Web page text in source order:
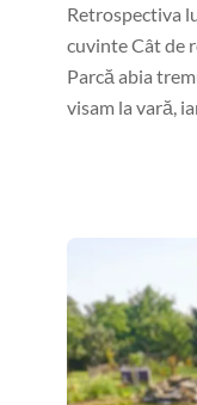
Retrospectiva
cuvinte Cât de
Parcă abia
visam la vară,